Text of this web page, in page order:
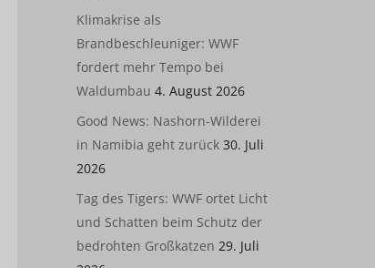
Klimakrise als
Brandbeschleuniger: WWF
fordert mehr Tempo bei
Waldumbau 4. August 2026
Good News: Nashorn-Wilderei
in Namibia geht zurück 30. Juli
2026
Tag des Tigers: WWF ortet Licht
und Schatten beim Schutz der
bedrohten Großkatzen 29. Juli